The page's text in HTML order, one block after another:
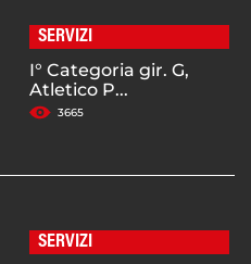
SERVIZI
I° Categoria gir. G,
Atletico P...
3665
SERVIZI